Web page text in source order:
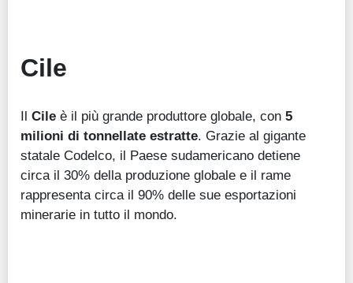
Cile
Il Cile è il più grande produttore globale, con 5
milioni di tonnellate estratte. Grazie al gigante
statale Codelco, il Paese sudamericano detiene
circa il 30% della produzione globale e il rame
rappresenta circa il 90% delle sue esportazioni
minerarie in tutto il mondo.